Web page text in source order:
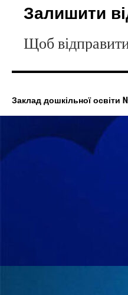
Залишити
Щоб
Заклад дошкільної освіти